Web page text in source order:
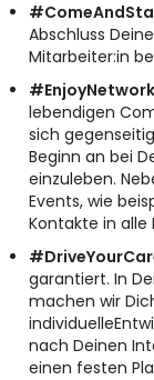
Abschluss
Mitarbeiter:in
lebendigen
sich
Beginn an bei
einzuleben.
Events, wie
Kontakte in alle
garantiert. In
machen wir
nach Deinen
einen festen